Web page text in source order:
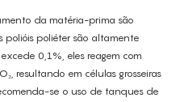
da matéria-prima são
polióis poliéter são altamente
0,1%, eles reagem com
resultando em células grosseiras
se o uso de tanques de